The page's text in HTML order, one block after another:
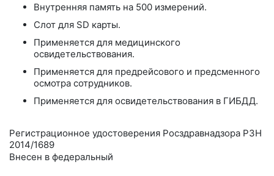
Внутренняя память на 500 измерений.
Cлот для SD карты.
Применяется для медицинского
освидетельствования.
Применяется для предрейсового и предсменного
осмотра сотрудников.
Применяется для освидетельствования в ГИБДД.
Регистрационное удостоверения Росздравнадзора РЗН
2014/1689
Внесен в федеральный